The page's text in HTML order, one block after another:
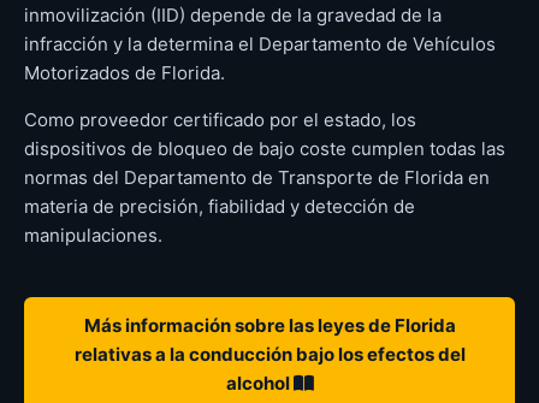
inmovilización (IID) depende de la gravedad de la
infracción y la determina el Departamento de Vehículos
Motorizados de Florida.
Como proveedor certificado por el estado, los
dispositivos de bloqueo de bajo coste cumplen todas las
normas del Departamento de Transporte de Florida en
materia de precisión, fiabilidad y detección de
manipulaciones.
Más información sobre las leyes de Florida
relativas a la conducción bajo los efectos del
alcohol